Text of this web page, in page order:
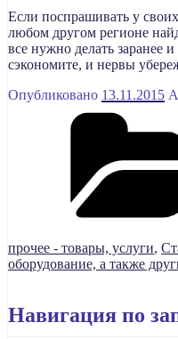
Если поспрашивать у
любом другом регионе
все нужно делать заранее
сэкономите, и нервы
Опубликовано 13.11.2015
прочее - товары, услуги,
оборудование, а также
Навигация по